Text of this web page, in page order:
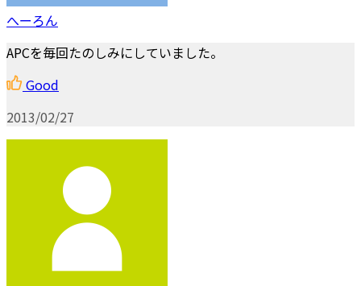
へーろん
APCを毎回たのしみにしていました。
Good
2013/02/27